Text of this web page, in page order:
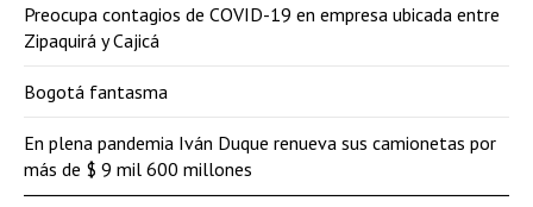
Preocupa contagios de COVID-19 en empresa ubicada entre
Zipaquirá y Cajicá
Bogotá fantasma
En plena pandemia Iván Duque renueva sus camionetas por
más de $ 9 mil 600 millones